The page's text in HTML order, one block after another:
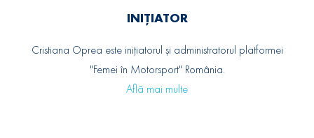
INIȚIATOR
Cristiana Oprea este inițiatorul și administratorul platformei
"Femei în Motorsport" România.
Află mai multe